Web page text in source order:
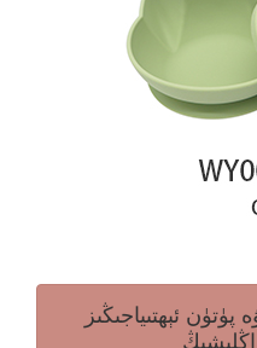
پۈتۈن ئېھتىياجىڭىز